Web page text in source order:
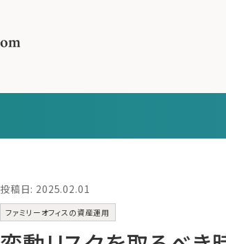
投稿日: 2025.02.01
ファミリーオフィスの資産運用